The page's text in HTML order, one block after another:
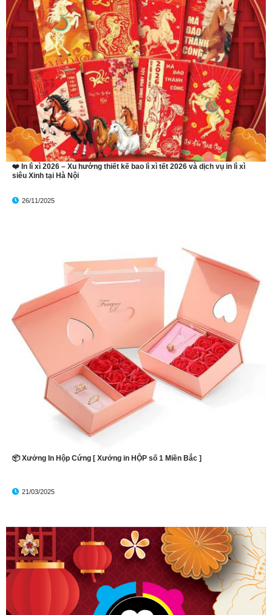
❤️ In lì xì 2026 – Xu hướng thiết kế bao lì xì tết 2026 và dịch vụ in lì xì
siêu Xinh tại Hà Nội
26/11/2025
📦 Xưởng In Hộp Cứng [ Xưởng in HỘP số 1 Miền Bắc ]
21/03/2025